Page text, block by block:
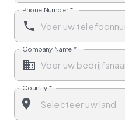
Phone Number *
Company Name *
Country *